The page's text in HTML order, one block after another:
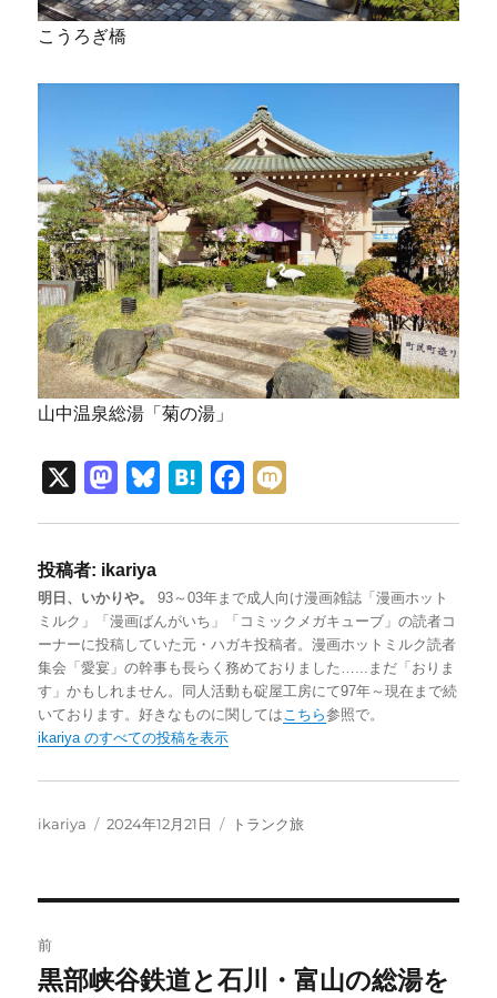
こうろぎ橋
山中温泉総湯「菊の湯」
M
t
o
d
o
n
k
y
H
n
a
b
o
o
投稿者: ikariya
明日、いかりや。
93～03年まで成人向け漫画雑誌「漫画ホット
ミルク」「漫画ばんがいち」「コミックメガキューブ」の読者コ
ーナーに投稿していた元・ハガキ投稿者。漫画ホットミルク読者
集会「愛宴」の幹事も長らく務めておりました…...まだ「おりま
す」かもしれません。同人活動も碇屋工房にて97年～現在まで続
いております。好きなものに関してはこちら参照で。
ikariya のすべての投稿を表示
投
ikariya
投
2024年12月21日
カ
トランク旅
稿
前
前
黒部峡谷鉄道と石川・富山の総湯を